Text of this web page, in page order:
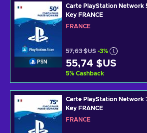
PSN
Carte PlayStation Network
Key FRANCE
FRANCE
57,63 $US -3%
55,74 $US
5% Cashback
Carte PlayStation Network
Key FRANCE
FRANCE